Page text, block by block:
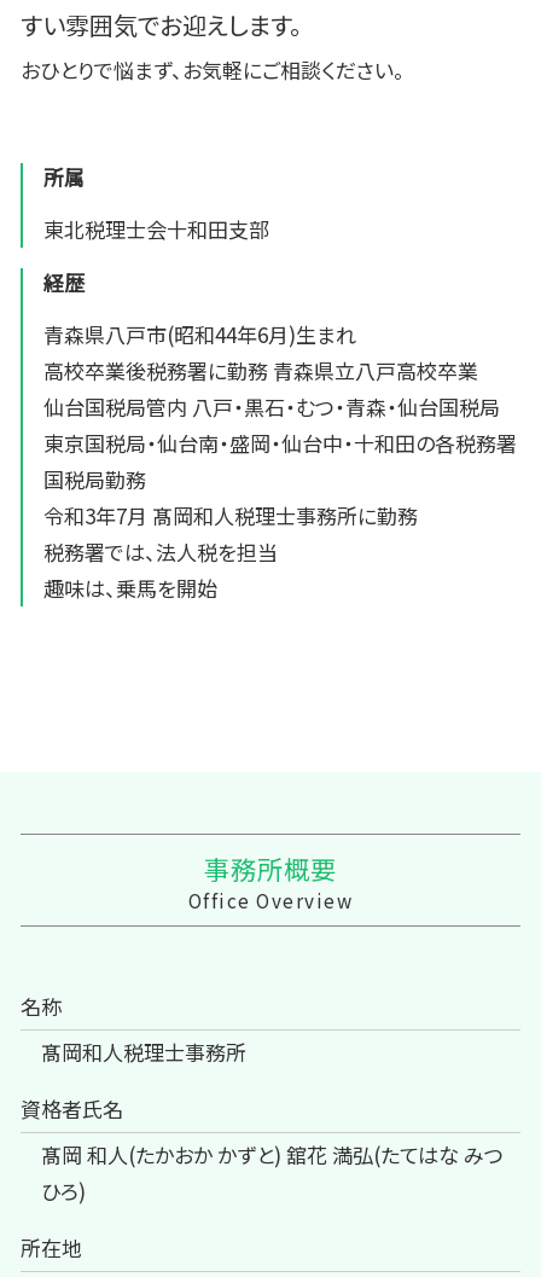
すい雰囲気でお迎えします。
おひとりで悩まず、お気軽にご相談ください。
所属
東北税理士会十和田支部
経歴
青森県八戸市(昭和44年6月)生まれ
高校卒業後税務署に勤務 青森県立八戸高校卒業
仙台国税局管内 八戸・黒石・むつ・青森・仙台国税局
東京国税局・仙台南・盛岡・仙台中・十和田の各税務署
国税局勤務
令和3年7月 髙岡和人税理士事務所に勤務
税務署では、法人税を担当
趣味は、乗馬を開始
事務所概要
Office Overview
名称
髙岡和人税理士事務所
資格者氏名
髙岡 和人(たかおか かずと) 舘花 満弘(たてはな みつ
ひろ)
所在地